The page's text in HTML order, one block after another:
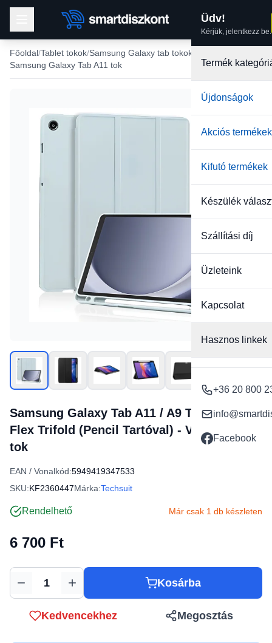
Üdv!
Kérjük, jelentkezz be.
Termék
Újdonságok
Akciós termékek
Kifutó termékek
Készülék
Szállítási díj
Üzleteink
Kapcsolat
Hasznos linkek
+36 20 800
Facebook
Főoldal Tablet tokok Samsung Galaxy tab tokok
Samsung Galaxy Tab A11 tok
Samsung Galaxy Tab A11 / A9 Techsuit -
Flex Trifold (Pencil Tartóval) - Világoskék
tok
EAN / Vonalkód:5949419347533
SKU:KF2360447Márka:Techsuit
Rendelhető Már csak 1 db készleten
6 700 Ft
Mennyiség Kosárba
Kedvencekhez Megosztás